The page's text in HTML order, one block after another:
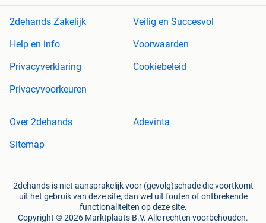
2dehands Zakelijk
Veilig en Succesvol
Help en info
Voorwaarden
Privacyverklaring
Cookiebeleid
Privacyvoorkeuren
Over 2dehands
Adevinta
Sitemap
2dehands is niet aansprakelijk voor (gevolg)schade die voortkomt
uit het gebruik van deze site, dan wel uit fouten of ontbrekende
functionaliteiten op deze site.
Copyright © 2026 Marktplaats B.V. Alle rechten voorbehouden.